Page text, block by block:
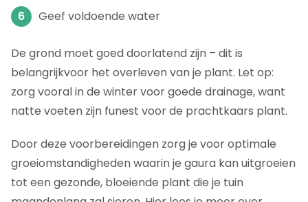
Geef voldoende water
De grond moet goed doorlatend zijn – dit is
belangrijkvoor het overleven van je plant. Let op:
zorg vooral in de winter voor goede drainage, want
natte voeten zijn funest voor de prachtkaars plant.
Door deze voorbereidingen zorg je voor optimale
groeiomstandigheden waarin je gaura kan uitgroeien
tot een gezonde, bloeiende plant die je tuin